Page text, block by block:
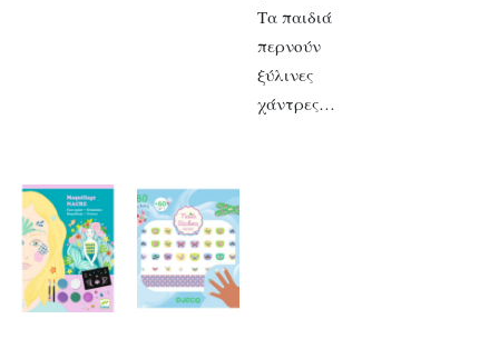
Τα παιδιά
περνούν
ξύλινες
χάντρες…